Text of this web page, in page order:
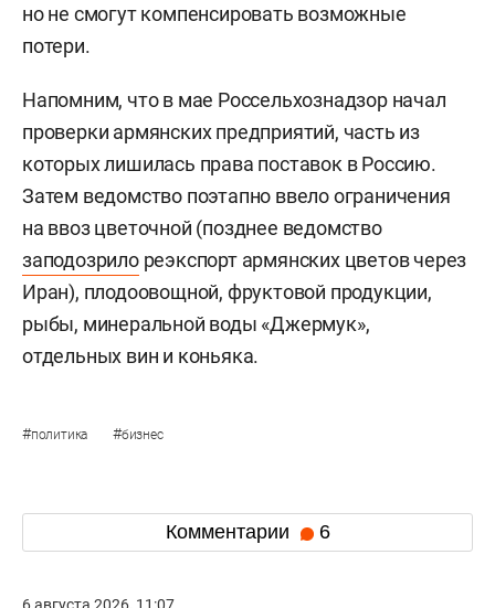
но не смогут компенсировать возможные
потери.
Напомним, что в мае Россельхознадзор начал
проверки армянских предприятий, часть из
которых лишилась права поставок в Россию.
Затем ведомство поэтапно ввело ограничения
на ввоз цветочной (позднее ведомство
заподозрилореэкспорт армянских цветов через
Иран), плодоовощной, фруктовой продукции,
рыбы, минеральной воды «Джермук»,
отдельных вин и коньяка.
#политика #бизнес
Комментарии 6